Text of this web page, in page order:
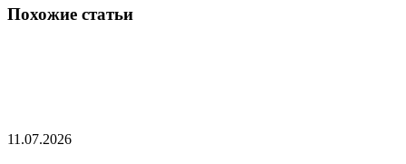
Похожие статьи
11.07.2026